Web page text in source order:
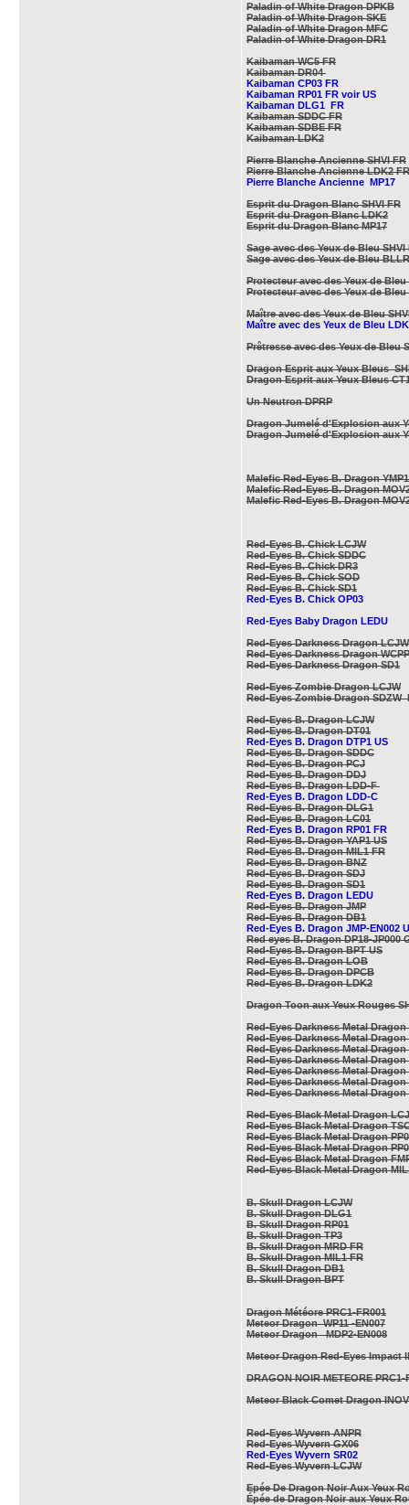
Paladin of White Dragon DPKB
Paladin of White Dragon SKE
Paladin of White Dragon MFC
Paladin of White Dragon DR1
Kaibaman WC5 FR
Kaibaman DR04
Kaibaman CP03 FR
Kaibaman RP01 FR voir US
Kaibaman DLG1 FR
Kaibaman SDDC FR
Kaibaman SDBE FR
Kaibaman LDK2
Pierre Blanche Ancienne SHVI FR
Pierre Blanche Ancienne LDK2 FR
Pierre Blanche Ancienne MP17
Esprit du Dragon Blanc SHVI FR
Esprit du Dragon Blanc LDK2
Esprit du Dragon Blanc MP17
Sage avec des Yeux de Bleu SHVI
Sage avec des Yeux de Bleu BLLR
Protecteur avec des Yeux de Bleu
Protecteur avec des Yeux de Bleu
Maître avec des Yeux de Bleu
Maître avec des Yeux de Bleu
Prêtresse avec des Yeux de Bleu
Dragon Esprit aux Yeux Bleus
Dragon Esprit aux Yeux Bleus
Un Neutron DPRP
Dragon Jumelé d'Explosion aux
Dragon Jumelé d'Explosion aux
Malefic Red-Eyes B. Dragon YMP1
Malefic Red-Eyes B. Dragon
Malefic Red-Eyes B. Dragon
Red-Eyes B. Chick LCJW
Red-Eyes B. Chick SDDC
Red-Eyes B. Chick DR3
Red-Eyes B. Chick SOD
Red-Eyes B. Chick SD1
Red-Eyes B. Chick OP03
Red-Eyes Baby Dragon LEDU
Red-Eyes Darkness Dragon LCJW
Red-Eyes Darkness Dragon WCPP
Red-Eyes Darkness Dragon SD1
Red-Eyes Zombie Dragon LCJW
Red-Eyes Zombie Dragon SDZW
Red-Eyes B. Dragon LCJW
Red-Eyes B. Dragon DT01
Red-Eyes B. Dragon DTP1 US
Red-Eyes B. Dragon SDDC
Red-Eyes B. Dragon PCJ
Red-Eyes B. Dragon DDJ
Red-Eyes B. Dragon LDD-F
Red-Eyes B. Dragon LDD-C
Red-Eyes B. Dragon DLG1
Red-Eyes B. Dragon LC01
Red-Eyes B. Dragon RP01 FR
Red-Eyes B. Dragon YAP1 US
Red-Eyes B. Dragon MIL1 FR
Red-Eyes B. Dragon BNZ
Red-Eyes B. Dragon SDJ
Red-Eyes B. Dragon SD1
Red-Eyes B. Dragon LEDU
Red-Eyes B. Dragon JMP
Red-Eyes B. Dragon DB1
Red-Eyes B. Dragon JMP-EN002
Red eyes B. Dragon DP18-JP000
Red-Eyes B. Dragon BPT US
Red-Eyes B. Dragon LOB
Red-Eyes B. Dragon DPCB
Red-Eyes B. Dragon LDK2
Dragon Toon aux Yeux Rouges
Red-Eyes Darkness Metal Dragon
Red-Eyes Darkness Metal Dragon
Red-Eyes Darkness Metal Dragon
Red-Eyes Darkness Metal Dragon
Red-Eyes Darkness Metal Dragon
Red-Eyes Darkness Metal Dragon
Red-Eyes Darkness Metal Dragon
Red-Eyes Black Metal Dragon
Red-Eyes Black Metal Dragon
Red-Eyes Black Metal Dragon
Red-Eyes Black Metal Dragon
Red-Eyes Black Metal Dragon
Red-Eyes Black Metal Dragon
B. Skull Dragon LCJW
B. Skull Dragon DLG1
B. Skull Dragon RP01
B. Skull Dragon TP3
B. Skull Dragon MRD FR
B. Skull Dragon MIL1 FR
B. Skull Dragon DB1
B. Skull Dragon BPT
Dragon Météore PRC1-FR001
Meteor Dragon WP11 -EN007
Meteor Dragon MDP2-EN008
Meteor Dragon Red-Eyes Impact
DRAGON NOIR METEORE PRC1-
Meteor Black Comet Dragon
Red-Eyes Wyvern ANPR
Red-Eyes Wyvern GX06
Red-Eyes Wyvern SR02
Red-Eyes Wyvern LCJW
Epée De Dragon Noir Aux Yeux
Épée de Dragon Noir aux Yeux